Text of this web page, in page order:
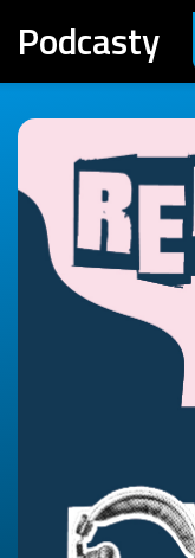
Podcasty